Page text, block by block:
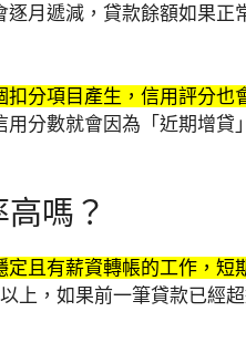
月遞減，貸款餘額如果正
分項目產生，信用評分也
分數就會因為「近期增貸
嗎？
且有薪資轉帳的工作，短
上，如果前一筆貸款已經